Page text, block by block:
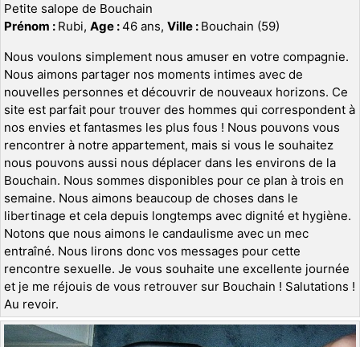
Petite salope de Bouchain
Prénom : Rubi, Age :46 ans, Ville : Bouchain (59)
Nous voulons simplement nous amuser en votre compagnie.
Nous aimons partager nos moments intimes avec de
nouvelles personnes et découvrir de nouveaux horizons. Ce
site est parfait pour trouver des hommes qui correspondent à
nos envies et fantasmes les plus fous ! Nous pouvons vous
rencontrer à notre appartement, mais si vous le souhaitez
nous pouvons aussi nous déplacer dans les environs de la
Bouchain. Nous sommes disponibles pour ce plan à trois en
semaine. Nous aimons beaucoup de choses dans le
libertinage et cela depuis longtemps avec dignité et hygiène.
Notons que nous aimons le candaulisme avec un mec
entraîné. Nous lirons donc vos messages pour cette
rencontre sexuelle. Je vous souhaite une excellente journée
et je me réjouis de vous retrouver sur Bouchain ! Salutations !
Au revoir.